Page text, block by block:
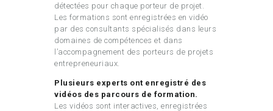
détectées pour chaque porteur de projet.
Les formations sont enregistrées en vidéo
par des consultants spécialisés dans leurs
domaines de compétences et dans
l’accompagnement des porteurs de projets
entrepreneuriaux.
Plusieurs experts ont enregistré des
vidéos des parcours de formation.
Les vidéos sont interactives, enregistrées